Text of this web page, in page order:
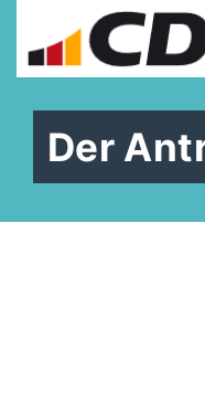
Der